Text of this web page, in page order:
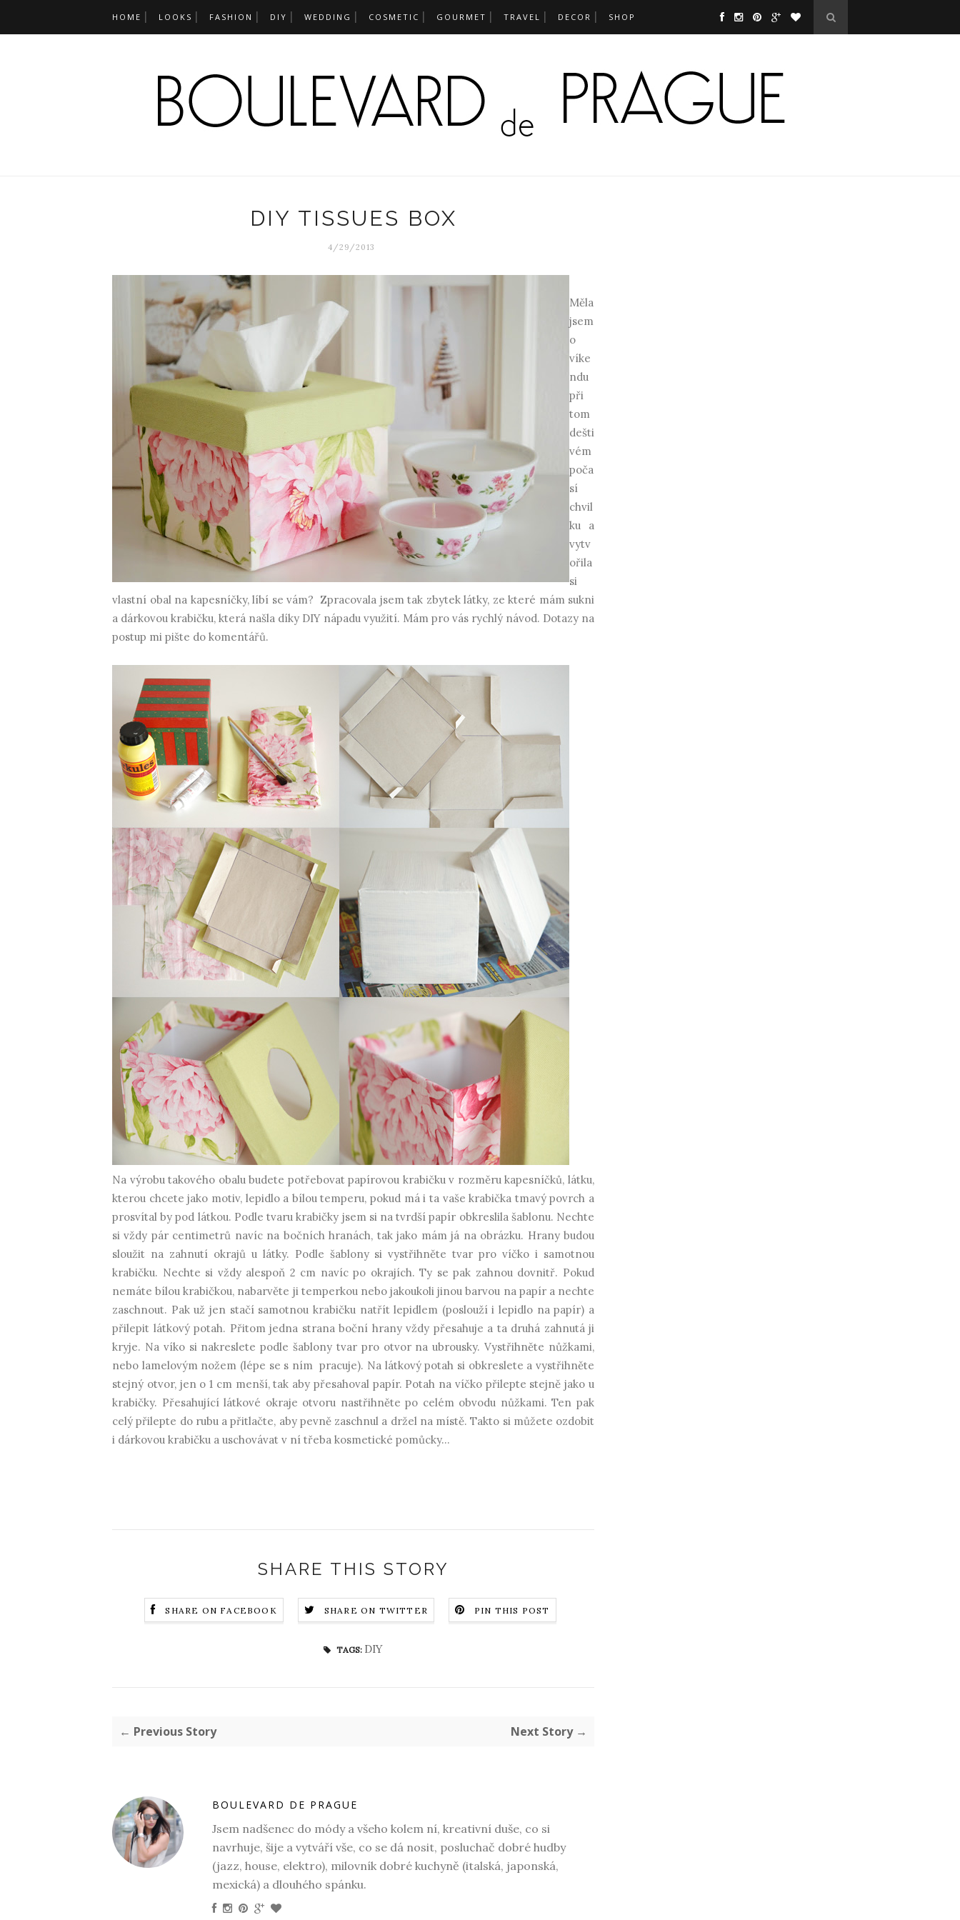
HOME LOOKS FASHION DIY WEDDING COSMETIC GOURMET TRAVEL DECOR SHOP
DIY TISSUES BOX
4/29/2013
Měla
jsem
o
víke
ndu
při
tom
dešti
vém
poča
sí
chvil
ku a
vytv
ořila
si
vlastní obal na kapesníčky, líbí se vám? Zpracovala jsem tak zbytek látky, ze které mám sukni
a dárkovou krabičku, která našla díky DIY nápadu využití. Mám pro vás rychlý návod. Dotazy na
postup mi pište do komentářů.
Na výrobu takového obalu budete potřebovat papírovou krabičku v rozměru kapesníčků, látku,
kterou chcete jako motiv, lepidlo a bílou temperu, pokud má i ta vaše krabička tmavý povrch a
prosvítal by pod látkou. Podle tvaru krabičky jsem si na tvrdší papír obkreslila šablonu. Nechte
si vždy pár centimetrů navíc na bočních hranách, tak jako mám já na obrázku. Hrany budou
sloužit na zahnutí okrajů u látky. Podle šablony si vystřihněte tvar pro víčko i samotnou
krabičku. Nechte si vždy alespoň 2 cm navíc po okrajích. Ty se pak zahnou dovnitř. Pokud
nemáte bílou krabičkou, nabarvěte ji temperkou nebo jakoukoli jinou barvou na papír a nechte
zaschnout. Pak už jen stačí samotnou krabičku natřít lepidlem (poslouží i lepidlo na papír) a
přilepit látkový potah. Přitom jedna strana boční hrany vždy přesahuje a ta druhá zahnutá ji
kryje. Na víko si nakreslete podle šablony tvar pro otvor na ubrousky. Vystřihněte nůžkami,
nebo lamelovým nožem (lépe se s ním pracuje). Na látkový potah si obkreslete a vystřihněte
stejný otvor, jen o 1 cm menší, tak aby přesahoval papír. Potah na víčko přilepte stejně jako u
krabičky. Přesahující látkové okraje otvoru nastřihněte po celém obvodu nůžkami. Ten pak
celý přilepte do rubu a přitlačte, aby pevně zaschnul a držel na místě. Takto si můžete ozdobit
i dárkovou krabičku a uschovávat v ní třeba kosmetické pomůcky...
SHARE THIS STORY
SHARE ON FACEBOOK SHARE ON TWITTER PIN THIS POST
TAGS: DIY
← Previous Story Next Story →
BOULEVARD DE PRAGUE
Jsem nadšenec do módy a všeho kolem ní, kreativní duše, co si
navrhuje, šije a vytváří vše, co se dá nosit, posluchač dobré hudby
(jazz, house, elektro), milovník dobré kuchyně (italská, japonská,
mexická) a dlouhého spánku.